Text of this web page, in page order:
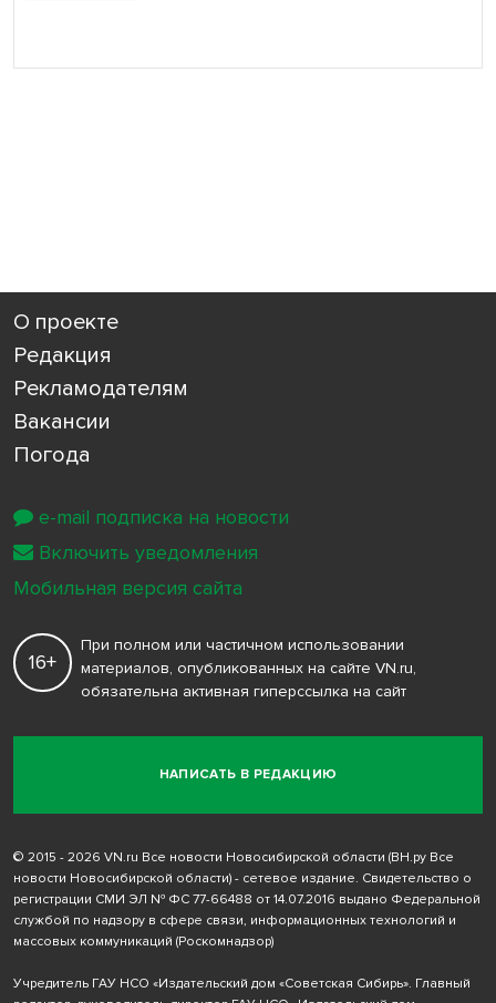
О проекте
Редакция
Рекламодателям
Вакансии
Погода
НАПИСАТЬ В РЕДАКЦИЮ
16+
При полном или частичном использовании
материалов, опубликованных на сайте VN.ru,
обязательна активная гиперссылка на сайт
© 2015 - 2026 VN.ru Все новости Новосибирской области (ВН.ру Все
новости Новосибирской области) - сетевое издание. Свидетельство о
регистрации СМИ ЭЛ № ФС 77-66488 от 14.07.2016 выдано Федеральной
службой по надзору в сфере связи, информационных технологий и
массовых коммуникаций (Роскомнадзор)
Учредитель ГАУ НСО «Издательский дом «Советская Сибирь». Главный
e-mail подписка на новости
Включить уведомления
Мобильная версия сайта